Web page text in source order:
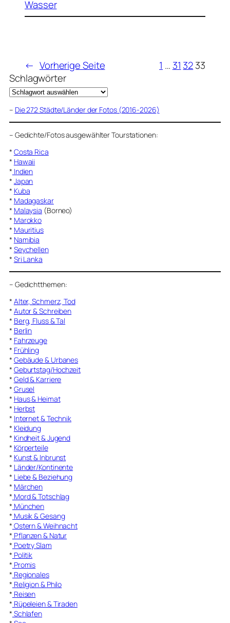
Wasser
← Vorherige Seite 1 … 31 3233
Schlagwörter
– Die 272 Städte/Länder der Fotos (2016-2026)
– Gedichte/Fotos ausgewählter Tourstationen:
* Costa Rica
* Hawaii
* Indien
* Japan
* Kuba
* Madagaskar
* Malaysia (Borneo)
* Marokko
* Mauritius
* Namibia
* Seychellen
* Sri Lanka
– Gedichtthemen:
* Alter, Schmerz, Tod
* Autor & Schreiben
* Berg, Fluss & Tal
* Berlin
* Fahrzeuge
* Frühling
* Gebäude & Urbanes
* Geburtstag/Hochzeit
* Geld & Karriere
* Grusel
* Haus & Heimat
* Herbst
* Internet & Technik
* Kleidung
* Kindheit & Jugend
* Körperteile
* Kunst & Inbrunst
* Länder/Kontinente
* Liebe & Beziehung
* Märchen
* Mord & Totschlag
* München
* Musik & Gesang
* Ostern & Weihnacht
* Pflanzen & Natur
* Poetry Slam
* Politik
* Promis
* Regionales
* Religion & Philo
* Reisen
* Rüpeleien & Tiraden
* Schlafen